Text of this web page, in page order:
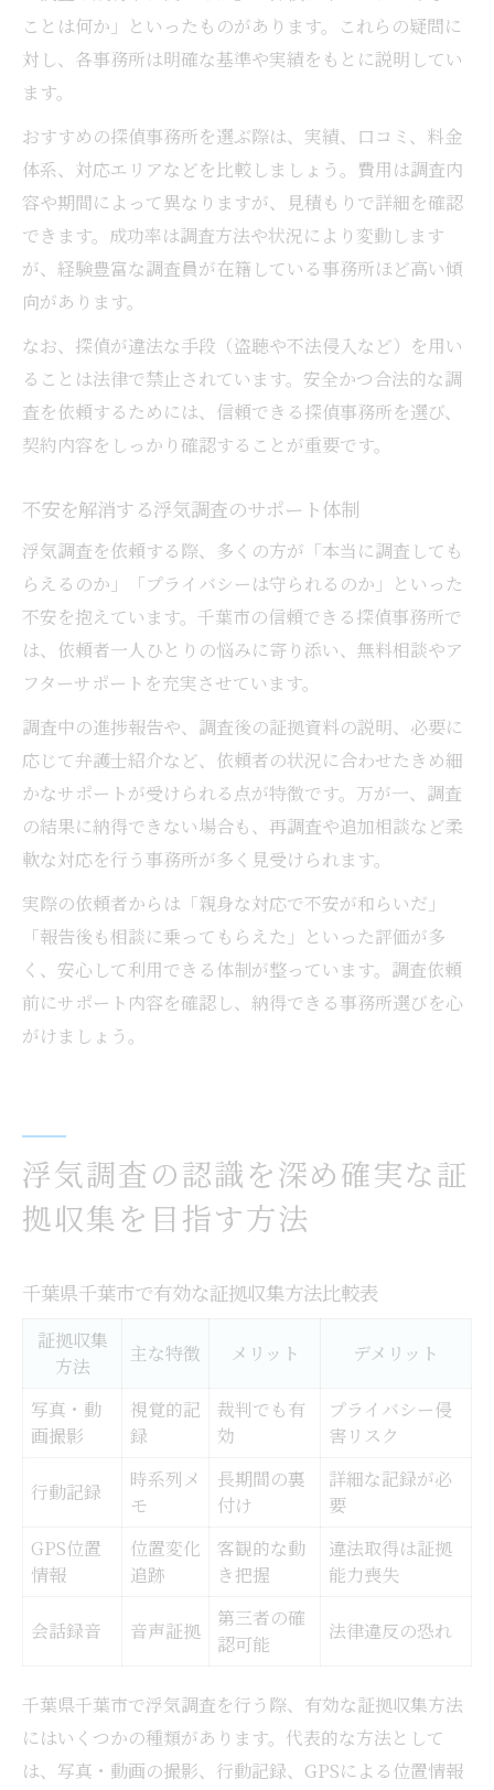
ことは何か」といったものがあります。これらの疑問に
対し、各事務所は明確な基準や実績をもとに説明してい
ます。
おすすめの探偵事務所を選ぶ際は、実績、口コミ、料金
体系、対応エリアなどを比較しましょう。費用は調査内
容や期間によって異なりますが、見積もりで詳細を確認
できます。成功率は調査方法や状況により変動します
が、経験豊富な調査員が在籍している事務所ほど高い傾
向があります。
なお、探偵が違法な手段（盗聴や不法侵入など）を用い
ることは法律で禁止されています。安全かつ合法的な調
査を依頼するためには、信頼できる探偵事務所を選び、
契約内容をしっかり確認することが重要です。
不安を解消する浮気調査のサポート体制
浮気調査を依頼する際、多くの方が「本当に調査しても
らえるのか」「プライバシーは守られるのか」といった
不安を抱えています。千葉市の信頼できる探偵事務所で
は、依頼者一人ひとりの悩みに寄り添い、無料相談やア
フターサポートを充実させています。
調査中の進捗報告や、調査後の証拠資料の説明、必要に
応じて弁護士紹介など、依頼者の状況に合わせたきめ細
かなサポートが受けられる点が特徴です。万が一、調査
の結果に納得できない場合も、再調査や追加相談など柔
軟な対応を行う事務所が多く見受けられます。
実際の依頼者からは「親身な対応で不安が和らいだ」
「報告後も相談に乗ってもらえた」といった評価が多
く、安心して利用できる体制が整っています。調査依頼
前にサポート内容を確認し、納得できる事務所選びを心
がけましょう。
浮気調査の認識を深め確実な証
拠収集を目指す方法
千葉県千葉市で有効な証拠収集方法比較表
証拠収集
方法
主な特徴 メリット デメリット
写真・動
画撮影
視覚的記
録
裁判でも有
効
プライバシー侵
害リスク
行動記録
時系列メ
モ
長期間の裏
付け
詳細な記録が必
要
GPS位置
情報
位置変化
追跡
客観的な動
き把握
違法取得は証拠
能力喪失
会話録音 音声証拠
第三者の確
認可能
法律違反の恐れ
千葉県千葉市で浮気調査を行う際、有効な証拠収集方法
にはいくつかの種類があります。代表的な方法として
は、写真・動画の撮影、行動記録、GPSによる位置情報